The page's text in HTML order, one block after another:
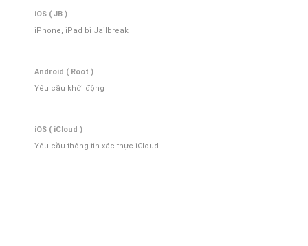
iOS ( JB )
iPhone, iPad bị Jailbreak
Android ( Root )
Yêu cầu khởi động
iOS ( iCloud )
Yêu cầu thông tin xác thực iCloud